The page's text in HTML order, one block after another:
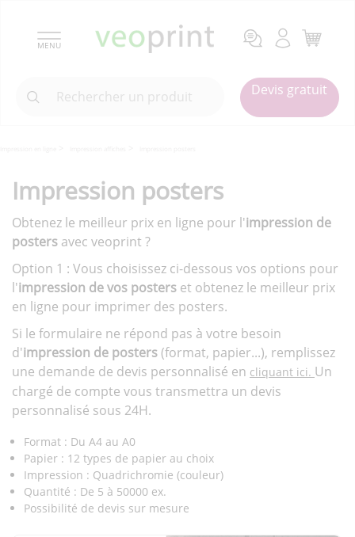
MENU
Devis gratuit
Impression posters
Obtenez le meilleur prix en ligne pour l'impression de
posters avec veoprint ?
Option 1 : Vous choisissez ci-dessous vos options pour
l'impression de vos posters et obtenez le meilleur prix
en ligne pour imprimer des posters.
Si le formulaire ne répond pas à votre besoin
d'impression de posters(format, papier...), remplissez
une demande de devis personnalisé en cliquant ici. Un
chargé de compte vous transmettra un devis
personnalisé sous 24H.
Format : Du A4 au A0
Papier : 12 types de papier au choix
Impression : Quadrichromie (couleur)
Quantité : De 5 à 50000 ex.
Possibilité de devis sur mesure